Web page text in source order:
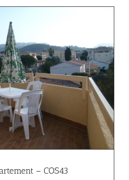
– COS43